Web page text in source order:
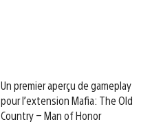
Un premier aperçu de gameplay
pour l’extension Mafia: The Old
Country – Man of Honor